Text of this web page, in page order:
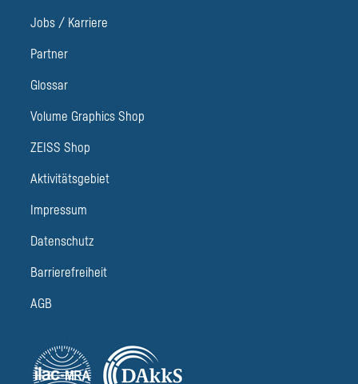
Jobs / Karriere
Partner
Glossar
Volume Graphics Shop
ZEISS Shop
Aktivitätsgebiet
Impressum
Datenschutz
Barrierefreiheit
AGB